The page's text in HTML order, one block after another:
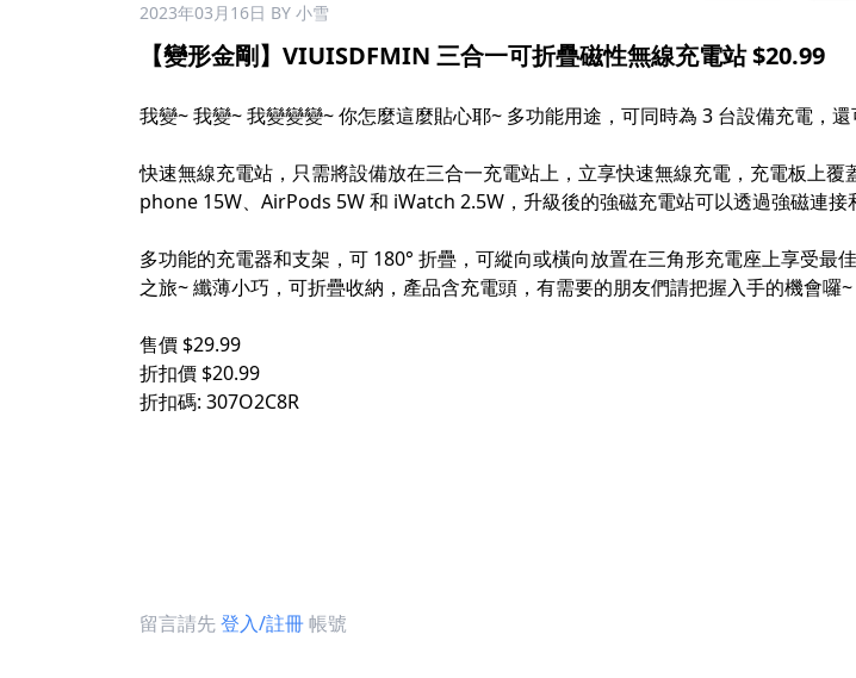
2023年03月16日 BY 小雪
【變形金剛】VIUISDFMIN 三合一可折疊磁性無線充電站 $20.99
我變~ 我變~ 我變變變~ 你怎麼這麼貼心耶~ 多功能用途，可同時為 3 台設備充電，
快速無線充電站，只需將設備放在三合一充電站上，立享快速無線充電，充電板上
phone 15W、AirPods 5W 和 iWatch 2.5W，升級後的強磁充電站可以透過強磁連
多功能的充電器和支架，可 180° 折疊，可縱向或橫向放置在三角形充電座上享受
之旅~ 纖薄小巧，可折疊收納，產品含充電頭，有需要的朋友們請把握入手的機會囉~
售價 $29.99
折扣價 $20.99
折扣碼: 307O2C8R
留言請先登入/註冊帳號